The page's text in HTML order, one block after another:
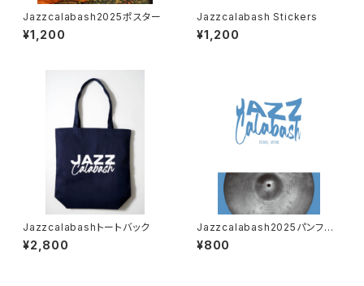
Jazzcalabash2025ポスター
¥1,200
Jazzcalabash Stickers
¥1,200
Jazzcalabashトートバック
¥2,800
Jazzcalabash2025パンフレ
ット
¥800